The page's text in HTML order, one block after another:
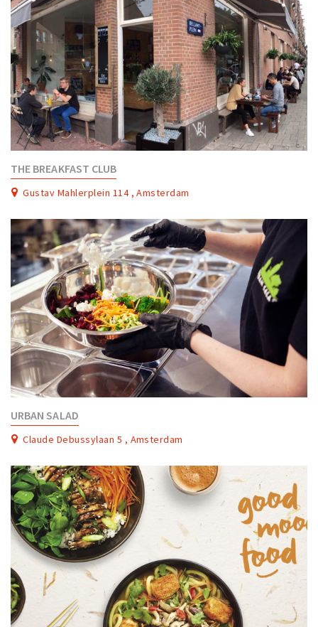
THE BREAKFAST CLUB
Gustav Mahlerplein 114 , Amsterdam
URBAN SALAD
Claude Debussylaan 5 , Amsterdam